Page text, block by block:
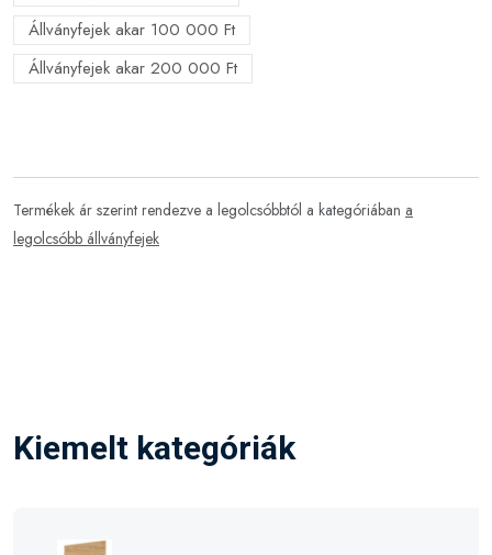
Állványfejek akar 100 000 Ft
Állványfejek akar 200 000 Ft
Termékek ár szerint rendezve a legolcsóbbtól a kategóriában a
legolcsóbb állványfejek
Kiemelt kategóriák